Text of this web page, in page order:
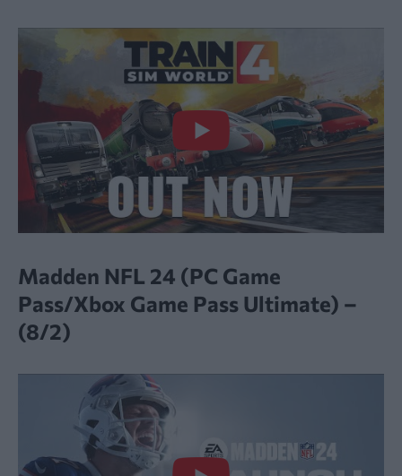
Madden NFL 24 (PC Game
Pass/Xbox Game Pass Ultimate) –
(8/2)